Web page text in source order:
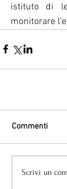
istituto di
monitorare
Commenti
Scrivi un